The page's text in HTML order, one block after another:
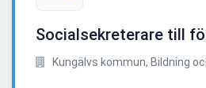
Socialsekreterare till
Kungälvs kommun, Bildning